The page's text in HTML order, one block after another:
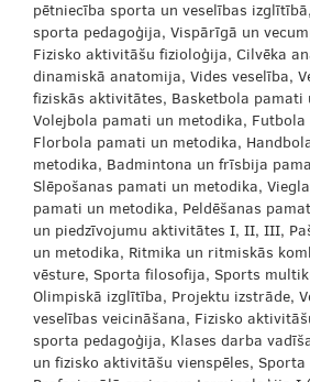
pētniecība sporta un veselības
sporta pedagoģija, Vispārīgā un
Fizisko aktivitāšu fizioloģija, Cilvēka
dinamiskā anatomija, Vides veselība,
fiziskās aktivitātes, Basketbola pamati
Volejbola pamati un metodika,
Florbola pamati un metodika,
metodika, Badmintona un frīsbija
Slēpošanas pamati un metodika,
pamati un metodika, Peldēšanas
un piedzīvojumu aktivitātes I, II, III,
un metodika, Ritmika un ritmiskās
vēsture, Sporta filosofija, Sports
Olimpiskā izglītība, Projektu izstrāde,
veselības veicināšana, Fizisko
sporta pedagoģija, Klases darba
un fizisko aktivitāšu vienspēles, Sporta